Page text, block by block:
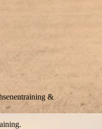
&